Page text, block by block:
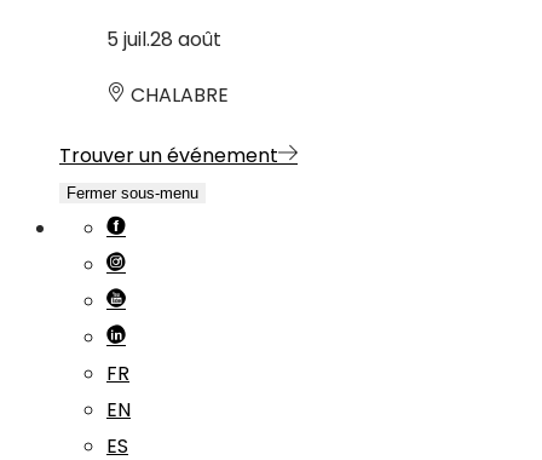
5 juil.28 août
CHALABRE
Trouver un événement
Fermer sous-menu
FR
EN
ES